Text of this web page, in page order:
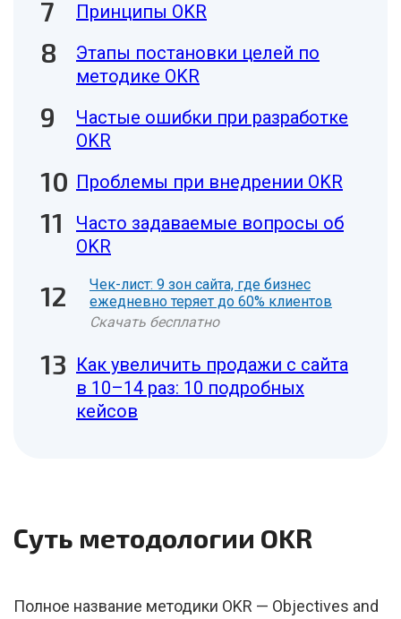
Принципы OKR
Этапы постановки целей по
методике OKR
Частые ошибки при разработке
OKR
Проблемы при внедрении OKR
Часто задаваемые вопросы об
OKR
Чек-лист: 9 зон сайта, где бизнес
ежедневно теряет до 60% клиентов
Скачать бесплатно
Как увеличить продажи с сайта
в 10–14 раз: 10 подробных
кейсов
Суть методологии OKR
Полное название методики OKR — Objectives and